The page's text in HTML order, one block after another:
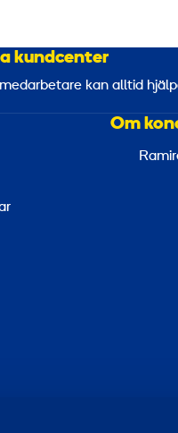
kundcenter
kan alltid
Om